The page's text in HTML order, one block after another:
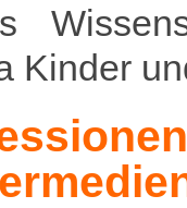
Kinder